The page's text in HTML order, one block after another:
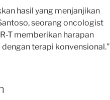
hasil yang menjanjikan
seorang oncologist
T memberikan harapan
terapi konvensional.”